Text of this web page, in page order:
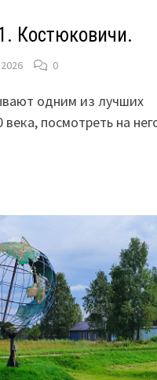
Костюковичи.
0
одним из лучших
посмотреть на